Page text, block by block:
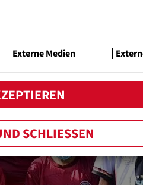
Externe Medien
SCHLIESSEN